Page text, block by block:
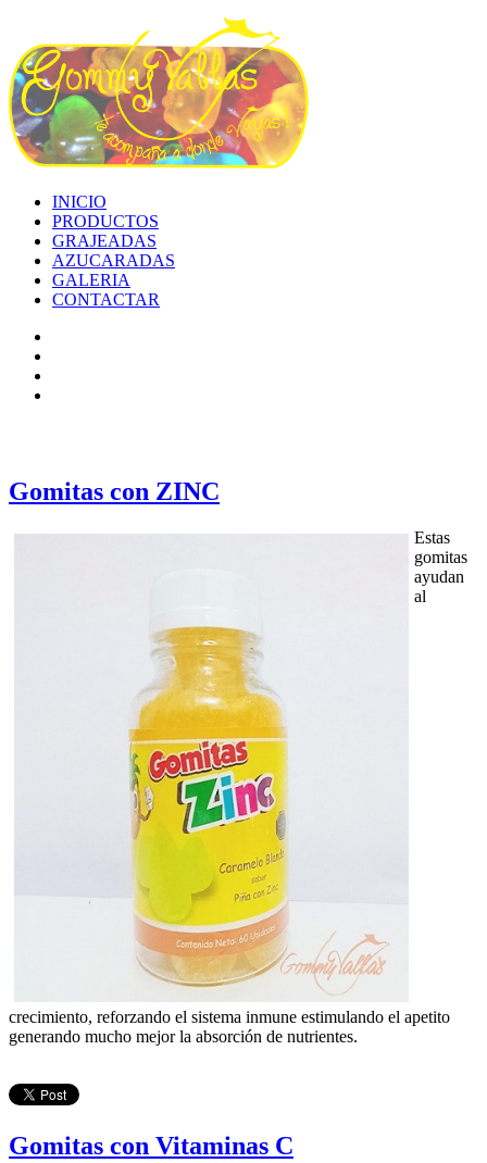
INICIO
PRODUCTOS
GRAJEADAS
AZUCARADAS
GALERIA
CONTACTAR
Gomitas con ZINC
Estas
gomitas
ayudan
al
crecimiento, reforzando el sistema inmune estimulando el apetito
generando mucho mejor la absorción de nutrientes.
Gomitas con Vitaminas C